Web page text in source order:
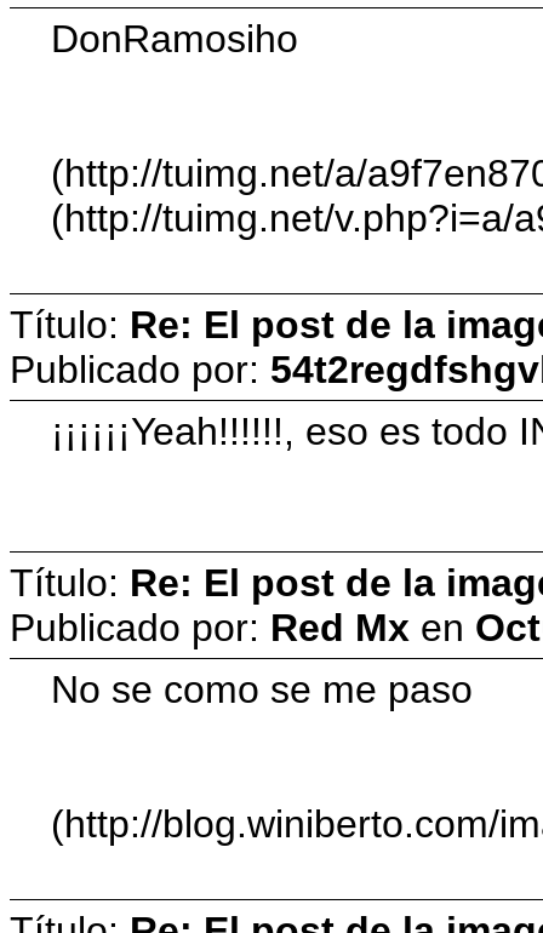
DonRamosiho
(http://tuimg.net/a/
(http://tuimg.net/v.php?i=a/
Título: Re: El post de la
Publicado por:
¡¡¡¡¡¡Yeah!!!!!!, eso es
Título: Re: El post de la
Publicado por: Red Mx en
No se como se me paso
(http://blog.winiberto.com/